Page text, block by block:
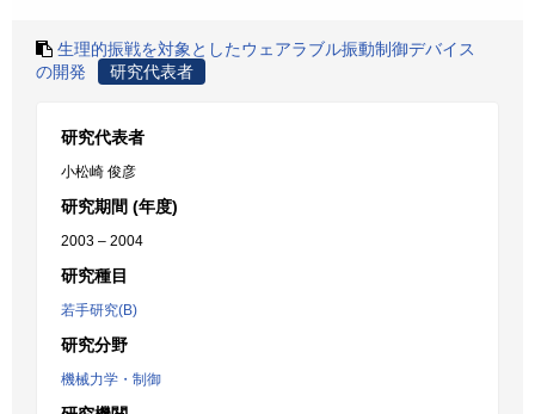
生理的振戦を対象としたウェアラブル振動制御デバイス
の開発
研究代表者
研究代表者
小松崎 俊彦
研究期間 (年度)
2003 – 2004
研究種目
若手研究(B)
研究分野
機械力学・制御